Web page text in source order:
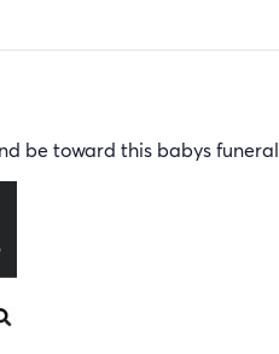
be toward this babys funeral